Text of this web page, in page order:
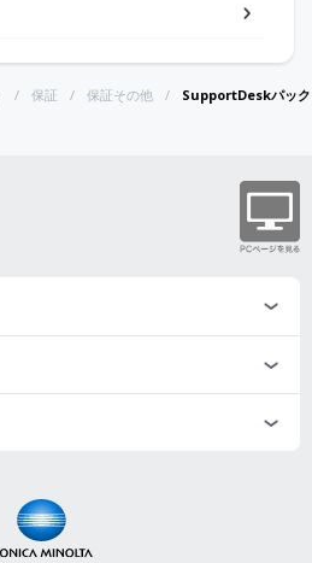
保証 保証その他 SupportDeskパック